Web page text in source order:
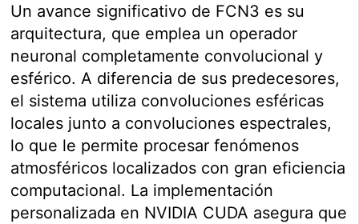
Un avance significativo de FCN3 es su
arquitectura, que emplea un operador
neuronal completamente convolucional y
esférico. A diferencia de sus predecesores,
el sistema utiliza convoluciones esféricas
locales junto a convoluciones espectrales,
lo que le permite procesar fenómenos
atmosféricos localizados con gran eficiencia
computacional. La implementación
personalizada en NVIDIA CUDA asegura que